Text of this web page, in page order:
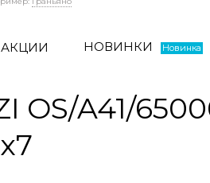
АКЦИИ НОВИНКИ Новинка
OS/A41/